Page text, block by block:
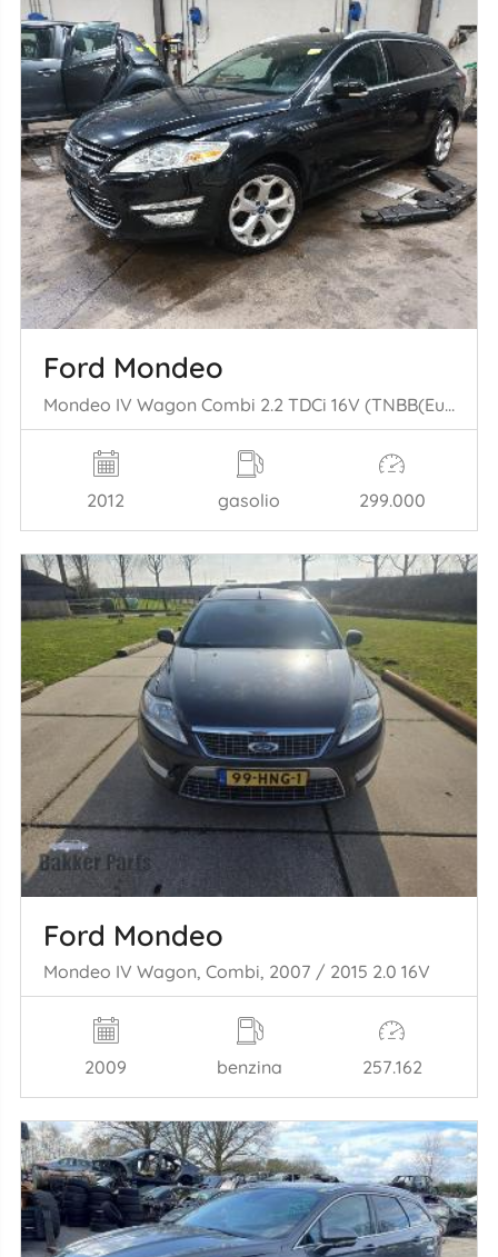
Ford Mondeo
Mondeo IV Wagon Combi 2.2 TDCi 16V (TNBB(Euro 5)) [147kW] (07-2010/01= -2015)
2012 gasolio 299.000
Ford Mondeo
Mondeo IV Wagon, Combi, 2007 / 2015 2.0 16V
2009 benzina 257.162